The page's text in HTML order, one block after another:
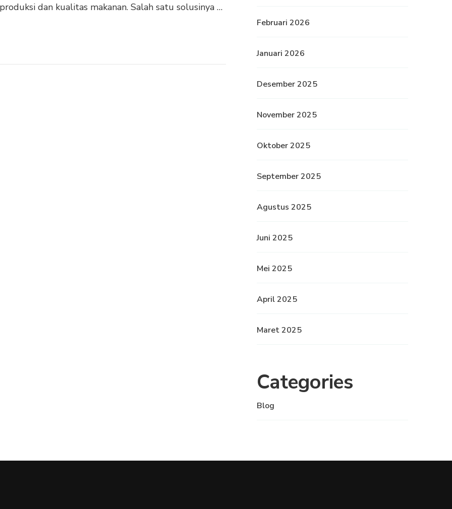
dan kualitas makanan. Salah satu solusinya …
Februari 2026
Januari 2026
Desember 2025
November 2025
Oktober 2025
September 2025
Agustus 2025
Juni 2025
Mei 2025
April 2025
Maret 2025
Categories
Blog